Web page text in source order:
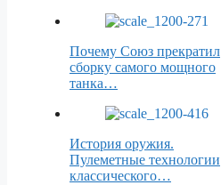
Почему Союз прекратил
сборку самого мощного
танка…
История оружия.
Пулеметные технологии
классического…